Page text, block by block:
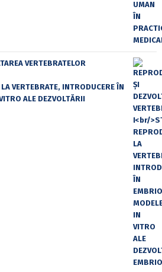
VERTEBRATELOR
VERTEBRATE, INTRODUCERE ÎN
ALE DEZVOLTĂRII